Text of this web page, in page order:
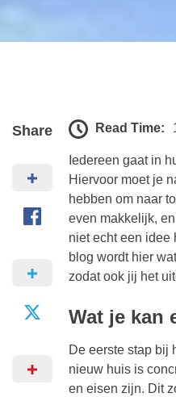
Share Read Time:
Iedereen gaat in
Hiervoor moet je
hebben om naar
even makkelijk,
niet echt een idee
blog wordt hier
zodat ook jij het
Wat je kan
De eerste stap bij
nieuw huis is
en eisen zijn. Dit